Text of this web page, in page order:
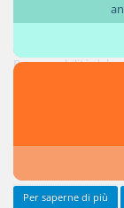
Responsabilità del
Responsabilità del
Credito privilegiato
Reciprocità delle
Tutti gli ultimi
Per saperne di più